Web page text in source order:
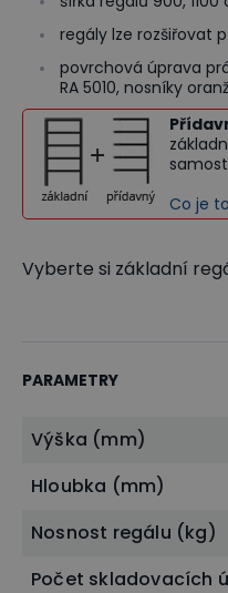
regály lze rozšiřovat
povrchová úprava
RA 5010, nosníky
Co je
Vyberte si základní
PARAMETRY
Výška (mm)
Hloubka (mm)
Nosnost regálu (kg)
Počet skladovacích